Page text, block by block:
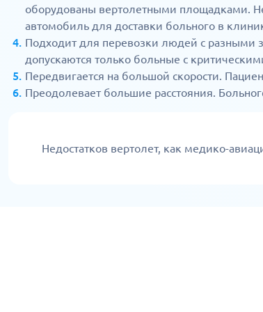
оборудованы вертолетными площадками.
автомобиль для доставки больного в
Подходит для перевозки людей с разными
допускаются только больные с
Передвигается на большой скорости.
Преодолевает большие расстояния.
Недостатков вертолет, как медико-